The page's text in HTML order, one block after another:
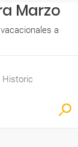
Marzo
a
Historic